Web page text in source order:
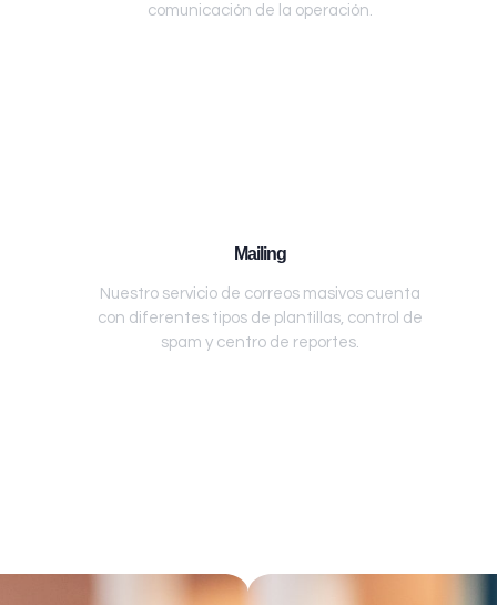
comunicación de la operación.
Mailing
Nuestro servicio de correos masivos cuenta
con diferentes tipos de plantillas, control de
spam y centro de reportes.